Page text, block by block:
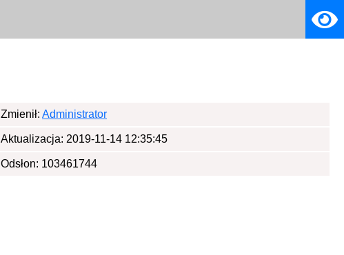
Zmienił: Administrator
Aktualizacja: 2019-11-14 12:35:45
Odsłon: 103461744